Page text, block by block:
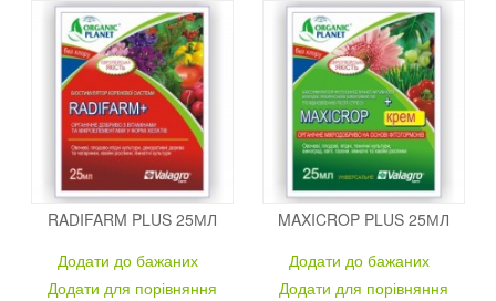
RADIFARM PLUS 25МЛ
Додати до бажаних
Додати для порівняння
MAXICROP PLUS 25МЛ
Додати до бажаних
Додати для порівняння